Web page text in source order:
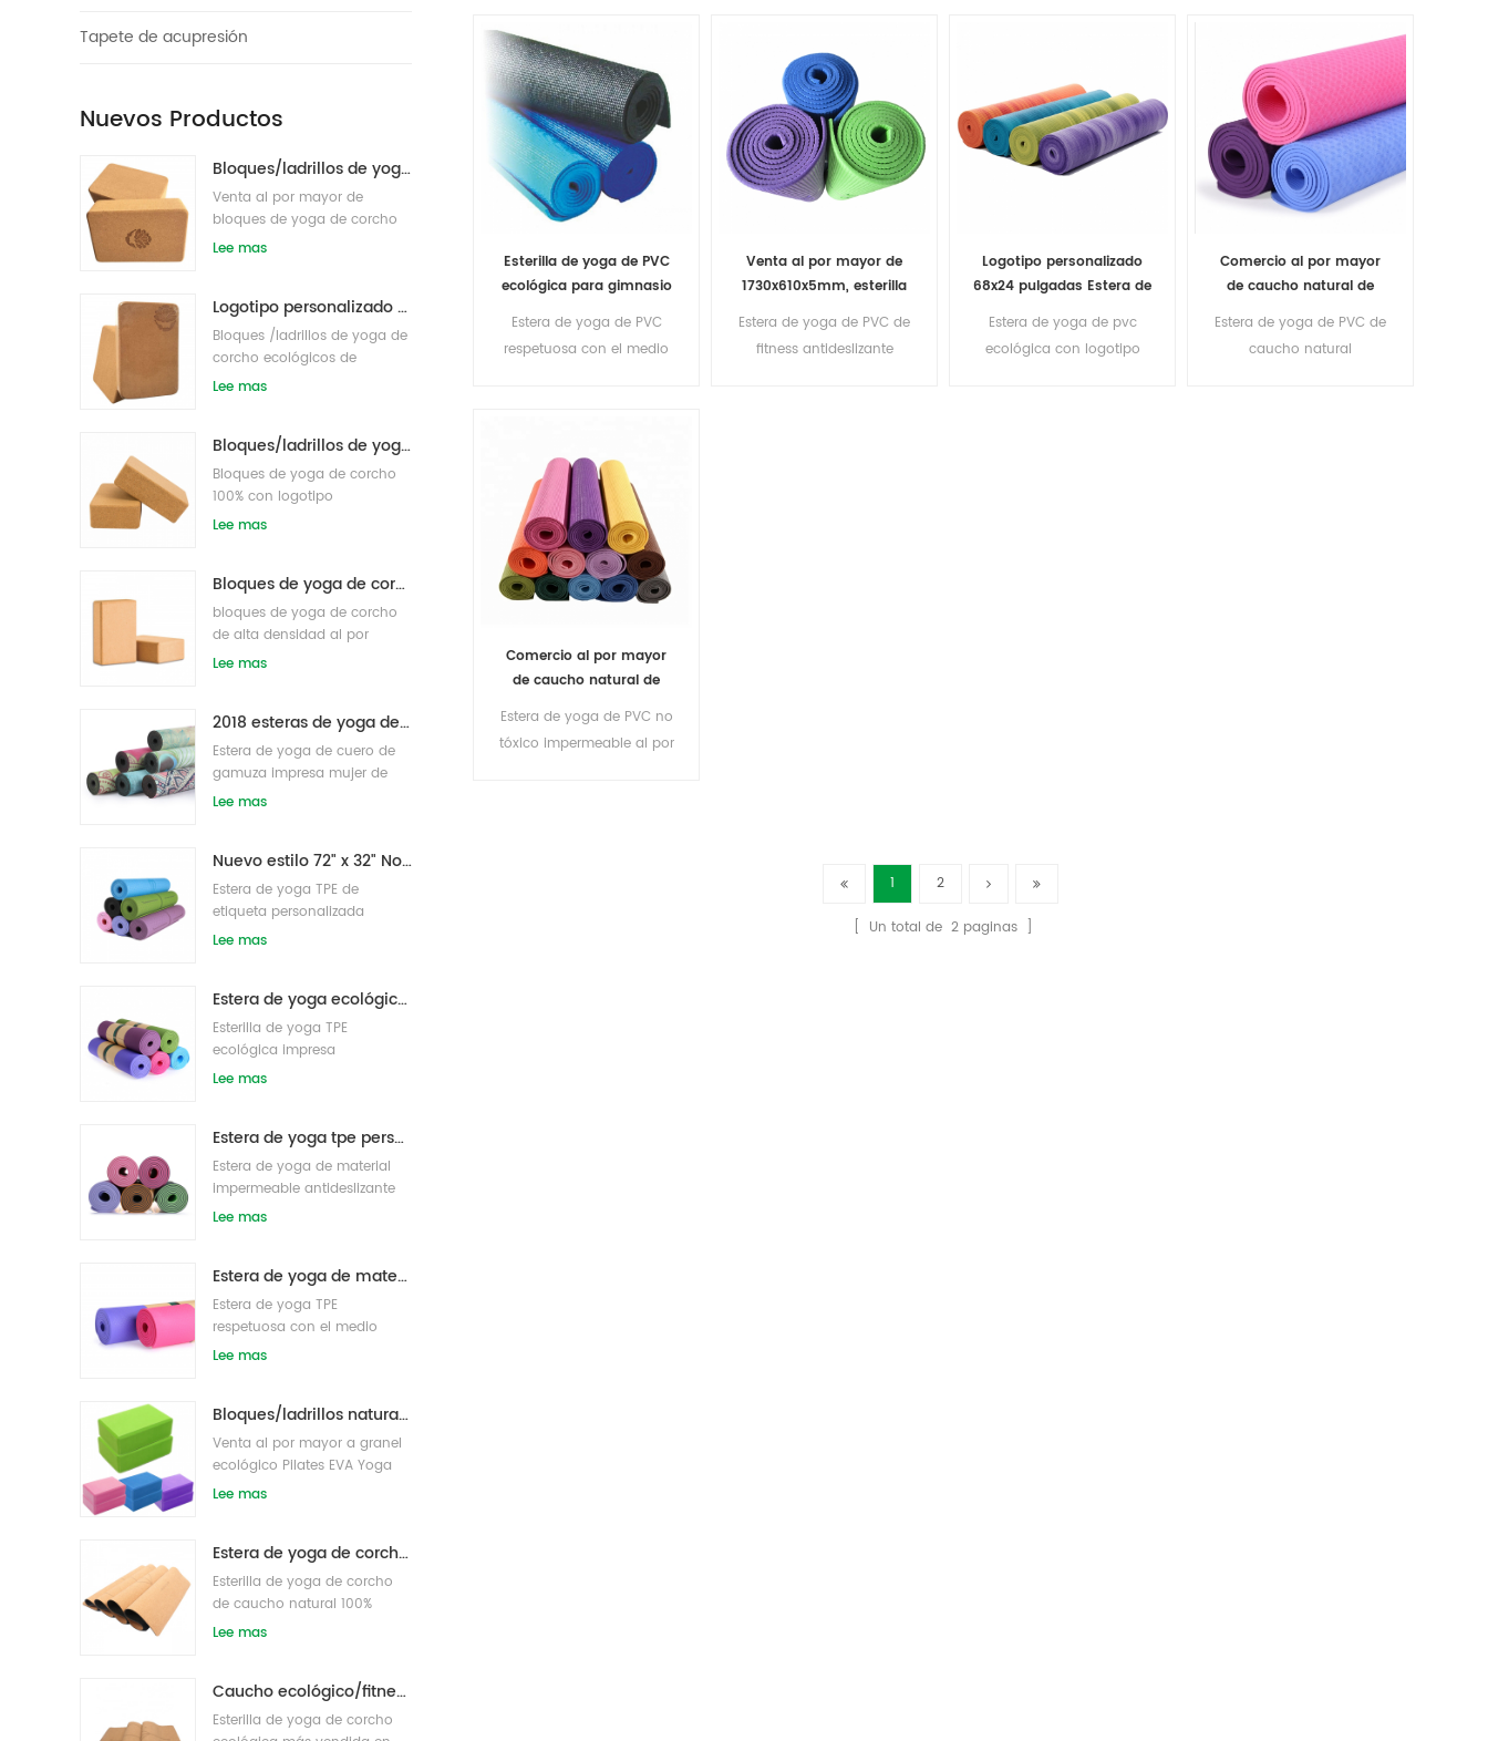
Tapete de acupresión
Nuevos Productos
Bloques/ladrillos de yoga de corcho natural ecológicos con impresión de logotipo al por mayor
Venta al por mayor de
bloques de yoga de corcho
de etiqueta privada
Lee mas
Logotipo personalizado que imprime bloques de yoga de corcho ecológicos para entrenamiento físico
Bloques /ladrillos de yoga de
corcho ecológicos de
etiqueta privada impresos
Lee mas
Bloques/ladrillos de yoga de corcho natural de etiqueta privada impresa de suministro de fábrica
Bloques de yoga de corcho
100% con logotipo
personalizado OEM de alta
Lee mas
Bloques de yoga de corcho natural 4 x 6 x 9 pulgadas Ladrillos antideslizantes naturales al por mayor
bloques de yoga de corcho
de alta densidad al por
mayor
Lee mas
2018 esteras de yoga de gamuza impresas personalizadas de caucho natural de moda al por mayor
Estera de yoga de cuero de
gamuza impresa mujer de
goma natural ecológica
Lee mas
Nuevo estilo 72" x 32" No tóxico, sin látex, sin PVC - Esterilla de yoga 100% TPE
Estera de yoga TPE de
etiqueta personalizada
antideslizante de alta
Lee mas
Estera de yoga ecológica patentada no tóxica TPE al por mayor de China
Esterilla de yoga TPE
ecológica impresa
personalizada
Lee mas
Estera de yoga tpe personalizada de alta calidad de gran oferta de china
Estera de yoga de material
impermeable antideslizante
tpe respetuosa con el medio
Lee mas
Estera de yoga de material impermeable antideslizante TPE respetuosa con el medio ambiente al por mayor
Estera de yoga TPE
respetuosa con el medio
ambiente de etiqueta privada
Lee mas
Bloques/ladrillos naturales de la yoga de la espuma de EVA del logotipo de encargo del nuevo estilo al por mayor
Venta al por mayor a granel
ecológico Pilates EVA Yoga
bloque s/ladrillos
Lee mas
Estera de yoga de corcho de etiqueta privada OEM con diseño personalizado
Esterilla de yoga de corcho
de caucho natural 100%
ecológico
Lee mas
Caucho ecológico/fitness/esterilla de yoga de corcho personalizada/esterillas de ejercicio de corcho
Esterilla de yoga de corcho
Esterilla de yoga de PVC
ecológica para gimnasio
personalizada
Estera de yoga de PVC
respetuosa con el medio
Venta al por mayor de
1730x610x5mm, esterilla
respetuosa con el medio
ambiente
Estera de yoga de PVC de
fitness antideslizante
Logotipo personalizado
68x24 pulgadas Estera de
Estera de yoga de pvc
ecológica con logotipo
Comercio al por mayor
de caucho natural de
PVC Yoga Mat
Estera de yoga de PVC de
caucho natural
Comercio al por mayor
de caucho natural de
yoga de PVC
Estera de yoga de PVC no
tóxico impermeable al por
1 2
[ Un total de 2 paginas ]